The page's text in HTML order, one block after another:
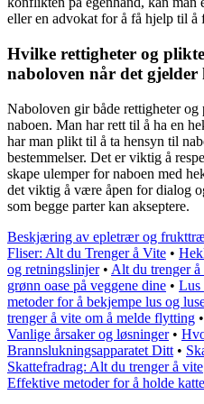
eller en advokat for å få hjelp til å
Hvilke rettigheter og
naboloven når det gjelder
Naboloven gir både rettigheter
naboen. Man har rett til å ha en
har man plikt til å ta hensyn til
bestemmelser. Det er viktig å
skape ulemper for naboen med
det viktig å være åpen for dialog
som begge parter kan akseptere.
Beskjæring av epletrær og
Fliser: Alt du Trenger å Vite •
og retningslinjer• Alt du trenger å
grønn oase på veggene dine • Lus
metoder for å bekjempe lus og
trenger å vite om å melde flytting •
Vanlige årsaker og løsninger•
Brannslukningsapparatet Ditt •
Skattefradrag: Alt du trenger å vite
Effektive metoder for å holde